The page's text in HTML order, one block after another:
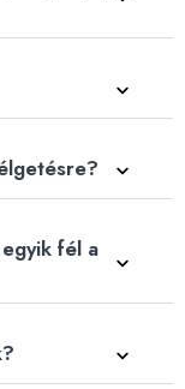
fél a